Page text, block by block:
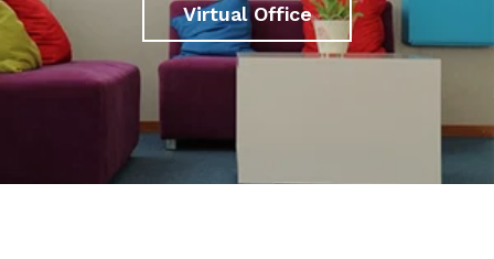
Virtual Office